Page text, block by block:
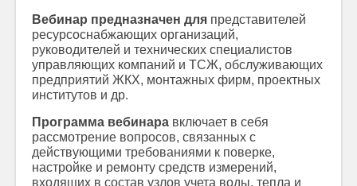
Вебинар предназначен для представителей
ресурсоснабжающих организаций,
руководителей и технических специалистов
управляющих компаний и ТСЖ, обслуживающих
предприятий ЖКХ, монтажных фирм, проектных
институтов и др.
Программа вебинара включает в себя
рассмотрение вопросов, связанных с
действующими требованиями к поверке,
настройке и ремонту средств измерений,
входящих в состав узлов учета воды, тепла и